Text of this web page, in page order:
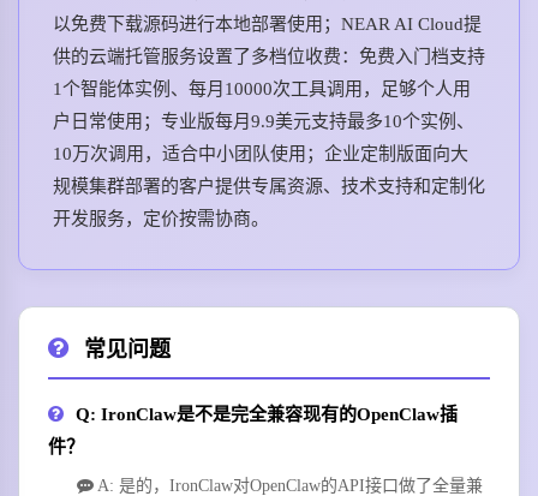
以免费下载源码进行本地部署使用；NEAR AI Cloud提
供的云端托管服务设置了多档位收费：免费入门档支持
1个智能体实例、每月10000次工具调用，足够个人用
户日常使用；专业版每月9.9美元支持最多10个实例、
10万次调用，适合中小团队使用；企业定制版面向大
规模集群部署的客户提供专属资源、技术支持和定制化
开发服务，定价按需协商。
常见问题
Q: IronClaw是不是完全兼容现有的OpenClaw插
件？
A: 是的，IronClaw对OpenClaw的API接口做了全量兼